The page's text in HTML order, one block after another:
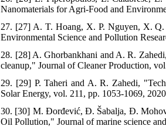
Nanomaterials for Agri-Food and
27. [27] A. T. Hoang, X. P. Nguyen, X.
Environmental Science and Pollution
28. [28] A. Ghorbankhani and A. R.
cleanup," Journal of Cleaner Production,
29. [29] P. Taheri and A. R. Zahedi,
Solar Energy, vol. 211, pp. 1053-1069,
30. [30] M. Đorđević, Đ. Šabalja, Đ.
Oil Pollution," Journal of marine science